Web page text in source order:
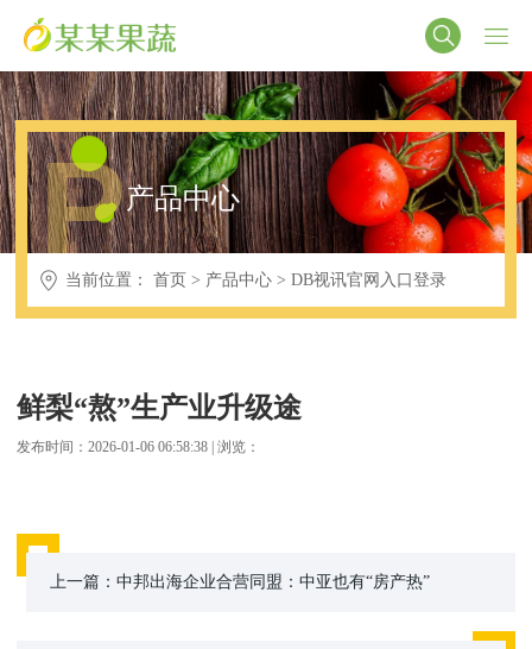
P产品中心
当前位置：首页 > 产品中心 >DB视讯官网入口登录
鲜梨“熬”生产业升级途
发布时间：2026-01-06 06:58:38 | 浏览：
上一篇：中邦出海企业合营同盟：中亚也有“房产热”